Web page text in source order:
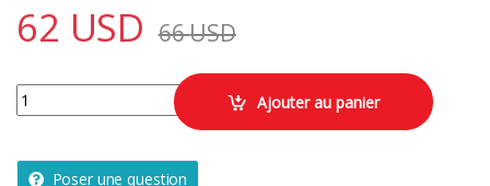
62 USD 66USD
Disque musculation en caoutchouc 5kg 28mm avec poignées
Ajouter au panier
Poser une question